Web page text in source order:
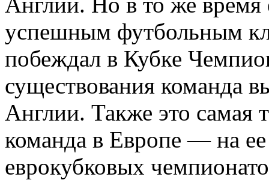
успешным футбольным
побеждал в Кубке
существования команда
Англии. Также это самая
команда в Европе — на
еврокубковых